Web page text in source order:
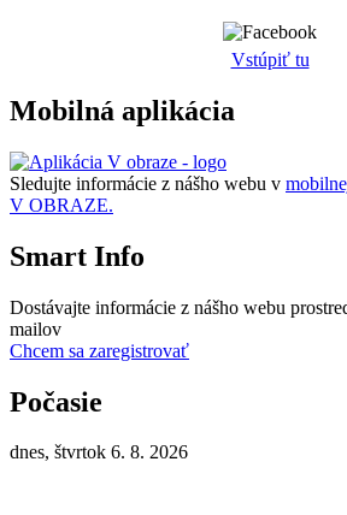
Vstúpiť tu
Mobilná aplikácia
Sledujte informácie z nášho webu v
V OBRAZE.
Smart Info
Dostávajte informácie z nášho webu
mailov
Chcem sa zaregistrovať
Počasie
dnes, štvrtok 6. 8. 2026